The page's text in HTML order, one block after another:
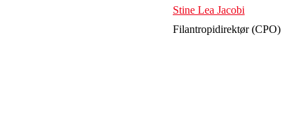
Stine Lea Jacobi
Filantropidirektør (CPO)